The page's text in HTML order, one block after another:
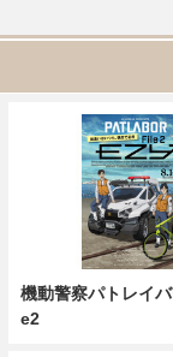
機動警察パトレイ
e2